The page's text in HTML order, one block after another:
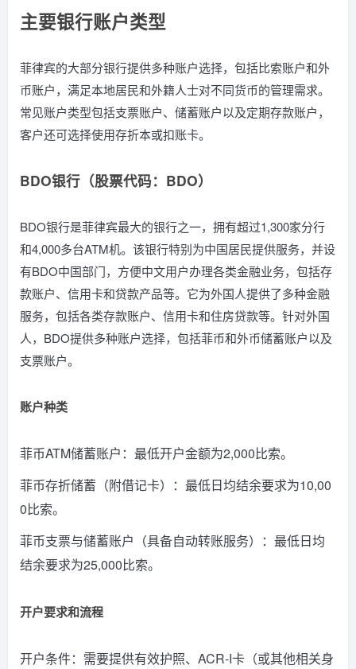
主要银行账户类型
菲律宾的大部分银行提供多种账户选择，包括比索账户和外
币账户，满足本地居民和外籍人士对不同货币的管理需求。
常见账户类型包括支票账户、储蓄账户以及定期存款账户，
客户还可选择使用存折本或扣账卡。
BDO银行（股票代码：BDO）
BDO银行是菲律宾最大的银行之一，拥有超过1,300家分行
和4,000多台ATM机。该银行特别为中国居民提供服务，并设
有BDO中国部门，方便中文用户办理各类金融业务，包括存
款账户、信用卡和贷款产品等。它为外国人提供了多种金融
服务，包括各类存款账户、信用卡和住房贷款等。针对外国
人，BDO提供多种账户选择，包括菲币和外币储蓄账户以及
支票账户。
账户种类
菲币ATM储蓄账户：最低开户金额为2,000比索。
菲币存折储蓄（附借记卡）：最低日均结余要求为10,00
0比索。
菲币支票与储蓄账户（具备自动转账服务）：最低日均
结余要求为25,000比索。
开户要求和流程
开户条件：需要提供有效护照、ACR-I卡（或其他相关身